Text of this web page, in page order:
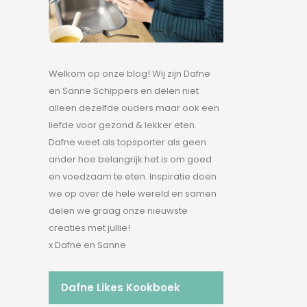
Welkom op onze blog! Wij zijn Dafne
en Sanne Schippers en delen niet
alleen dezelfde ouders maar ook een
liefde voor gezond & lekker eten.
Dafne weet als topsporter als geen
ander hoe belangrijk het is om goed
en voedzaam te eten. Inspiratie doen
we op over de hele wereld en samen
delen we graag onze nieuwste
creaties met jullie!
x Dafne en Sanne
Dafne Likes Kookboek